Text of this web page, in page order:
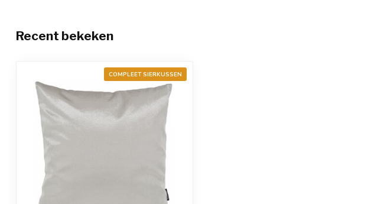
Recent bekeken
COMPLEET SIERKUSSEN